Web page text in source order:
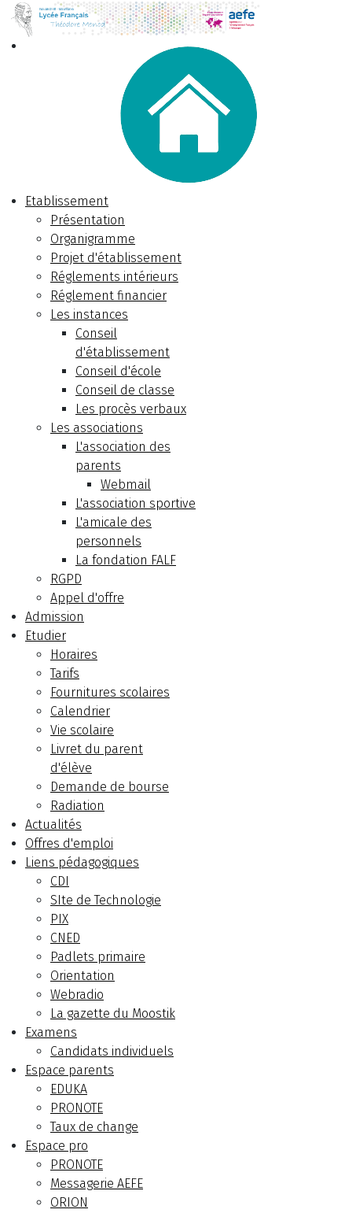
Etablissement
Présentation
Organigramme
Projet d'établissement
Réglements intérieurs
Réglement financier
Les instances
Conseil
d'établissement
Conseil d'école
Conseil de classe
Les procès verbaux
Les associations
L'association des
parents
Webmail
L'association sportive
L'amicale des
personnels
La fondation FALF
RGPD
Appel d'offre
Admission
Etudier
Horaires
Tarifs
Fournitures scolaires
Calendrier
Vie scolaire
Livret du parent
d'élève
Demande de bourse
Radiation
Actualités
Offres d'emploi
Liens pédagogiques
CDI
SIte de Technologie
PIX
CNED
Padlets primaire
Orientation
Webradio
La gazette du Moostik
Examens
Candidats individuels
Espace parents
EDUKA
PRONOTE
Taux de change
Espace pro
PRONOTE
Messagerie AEFE
ORION